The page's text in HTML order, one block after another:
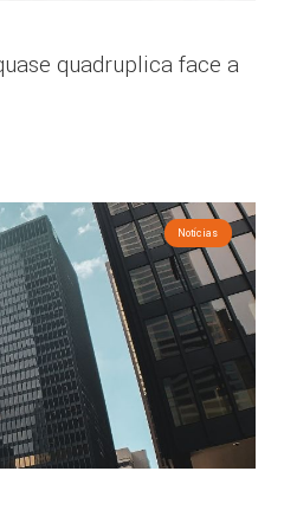
quadruplica face a
Notícias